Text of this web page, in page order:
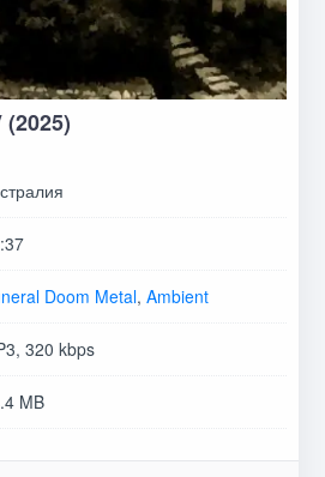
Doom Metal, Ambient
320 kbps
MB